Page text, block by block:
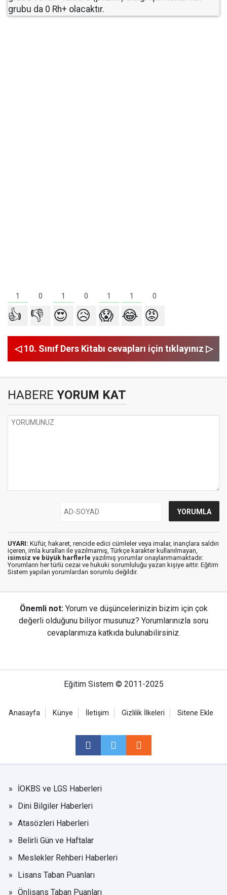
grubu da 0 Rh+ olacaktır.
1 0 1 0 1 1 0
👍 👎 😍 😥 😱 😂 😡
◁ 10. Sınıf Ders Kitabı cevapları için tıklayınız ▷
HABERE YORUM KAT
UYARI: Küfür, hakaret, rencide edici cümleler veya imalar, inançlara saldırı
içeren, imla kuralları ile yazılmamış, Türkçe karakter kullanılmayan,
isimsiz ve büyük harflerle yazılmış yorumlar onaylanmamaktadır.
Yorumların her türlü cezai ve hukuki sorumluluğu yazan kişiye aittir. Eğitim
Sistem yapılan yorumlardan sorumlu değildir.
Önemli not: Yorum ve düşüncelerinizin bizim için çok
değerli olduğunu biliyor musunuz? Yorumlarınızla soru
cevaplarımıza katkıda bulunabilirsiniz.
Eğitim Sistem © 2011-2025
Anasayfa Künye İletişim Gizlilik İlkeleri Sitene Ekle
İOKBS ve LGS Haberleri
Dini Bilgiler Haberleri
Atasözleri Haberleri
Belirli Gün ve Haftalar
Meslekler Rehberi Haberleri
Lisans Taban Puanları
Önlisans Taban Puanları